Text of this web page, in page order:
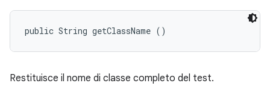
public String getClassName ()
Restituisce il nome di classe completo del test.